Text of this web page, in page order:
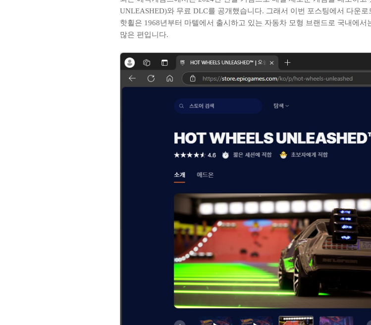
UNLEASHED)와 무료 DLC를 공개했습니다. 그래서 이번 포스팅에서 다운
핫휠은 1968년부터 마텔에서 출시하고 있는 자동차 모형 브랜드로 국내에
많은 편입니다.